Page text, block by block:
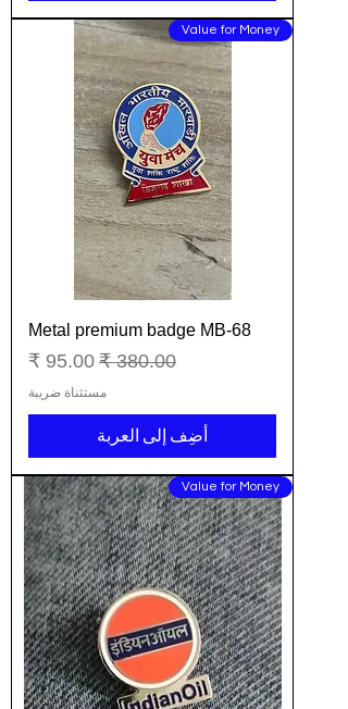
Value for Money
Metal premium badge MB-68
سعر عاديسعر البيع
مستثناة ضريبة
أضِف إلى العربة
Value for Money